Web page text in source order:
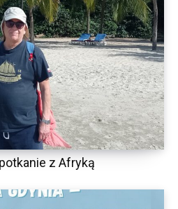
z Afryką